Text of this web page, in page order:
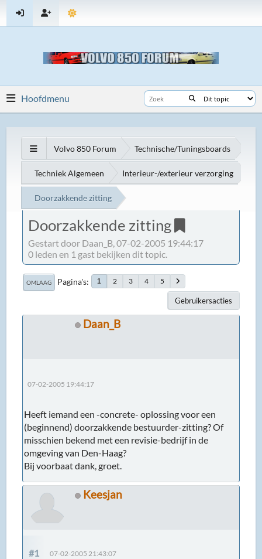
Hoofdmenu
Volvo 850 Forum Technische/Tuningsboards
Techniek Algemeen Interieur-/exterieur verzorging
Doorzakkende zitting
Doorzakkende zitting
Gestart door Daan_B, 07-02-2005 19:44:17
0 leden en 1 gast bekijken dit topic.
OMLAAG Pagina's 1 2 3 4 5
Gebruikersacties
Daan_B
07-02-2005 19:44:17
Heeft iemand een -concrete- oplossing voor een
(beginnend) doorzakkende bestuurder-zitting? Of
misschien bekend met een revisie-bedrijf in de
omgeving van Den-Haag?
Bij voorbaat dank, groet.
Keesjan
#1 07-02-2005 21:43:07